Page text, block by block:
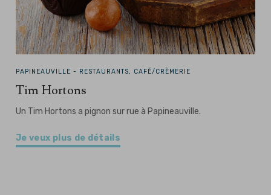
PAPINEAUVILLE - RESTAURANTS, CAFÉ/CRÈMERIE
Tim Hortons
Un Tim Hortons a pignon sur rue à Papineauville.
Je veux plus de détails